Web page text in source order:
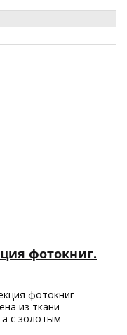
фотокниг.
фотокниг
из ткани
с золотым